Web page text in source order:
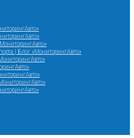
| Блог «МониторингАвто»